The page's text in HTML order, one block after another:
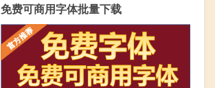
免费可商用字体批量下载